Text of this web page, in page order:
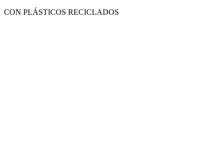
CON PLÁSTICOS RECICLADOS